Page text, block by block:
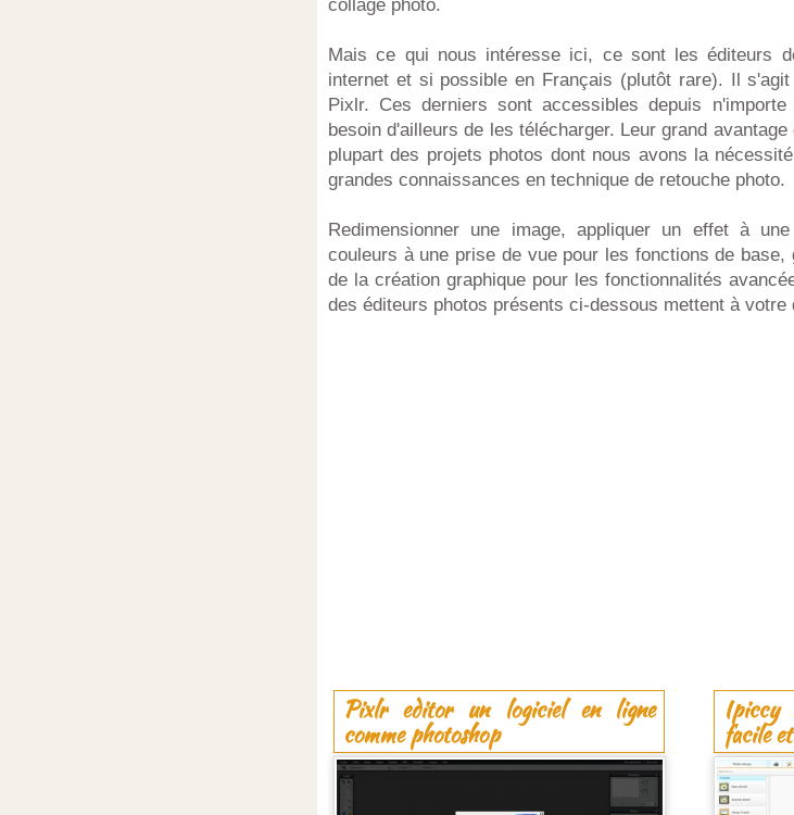
collage photo.
Mais ce qui nous intéresse ici, ce sont les éditeurs
internet et si possible en Français (plutôt rare). Il
Pixlr. Ces derniers sont accessibles depuis
besoin d'ailleurs de les télécharger. Leur grand
plupart des projets photos dont nous avons la
grandes connaissances en technique de retouche photo.
Redimensionner une image, appliquer un effet à
couleurs à une prise de vue pour les fonctions de
de la création graphique pour les fonctionnalités
des éditeurs photos présents ci-dessous mettent à votre
Pixlr editor un logiciel en ligne
comme photoshop
Ipiccy
facile